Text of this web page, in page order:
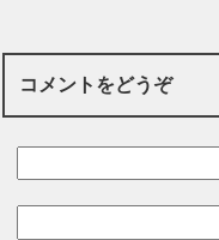
コメントをどうぞ